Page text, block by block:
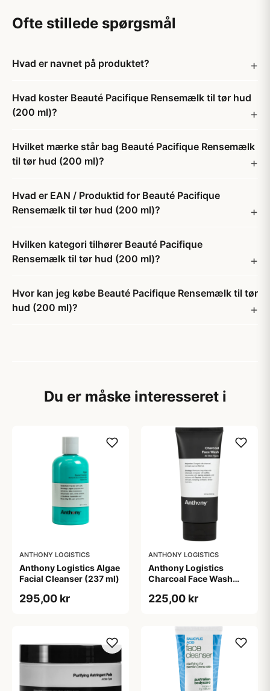
Ofte stillede spørgsmål
Hvad er navnet på produktet?
Hvad koster Beauté Pacifique Rensemælk til tør hud
(200 ml)?
Hvilket mærke står bag Beauté Pacifique Rensemælk
til tør hud (200 ml)?
Hvad er EAN / Produktid for Beauté Pacifique
Rensemælk til tør hud (200 ml)?
Hvilken kategori tilhører Beauté Pacifique
Rensemælk til tør hud (200 ml)?
Hvor kan jeg købe Beauté Pacifique Rensemælk til tør
hud (200 ml)?
Du er måske interesseret i
ANTHONY LOGISTICS
Anthony Logistics Algae
Facial Cleanser (237 ml)
295,00 kr
ANTHONY LOGISTICS
Anthony Logistics
Charcoal Face Wash
225,00 kr